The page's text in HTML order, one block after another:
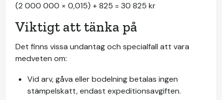
(2 000 000 × 0,015) + 825 = 30 825 kr
Viktigt att tänka på
Det finns vissa undantag och specialfall att vara
medveten om:
Vid arv, gåva eller bodelning betalas ingen
stämpelskatt, endast expeditionsavgiften.